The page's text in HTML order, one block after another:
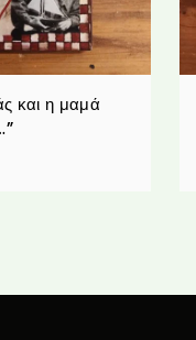
και η μαμά